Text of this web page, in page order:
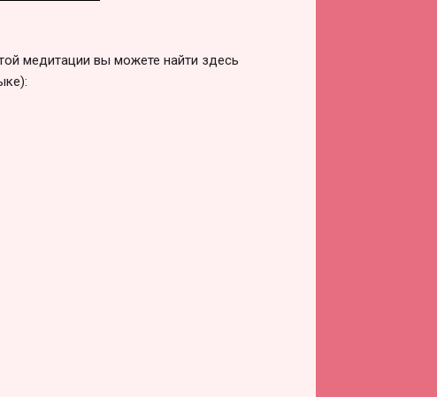
медитации вы можете найти здесь